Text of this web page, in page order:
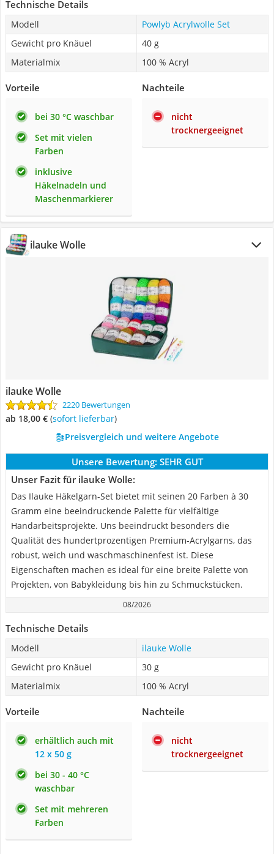
Technische Details
Modell
Powlyb Acrylwolle Set
Gewicht pro Knäuel
40 g
Materialmix
100 % Acryl
Vorteile
bei 30 °C waschbar
Set mit vielen
Farben
inklusive
Häkelnadeln und
Maschenmarkierer
Nachteile
nicht
trocknergeeignet
ilauke Wolle
ilauke Wolle
2220 Bewertungen
ab 18,00 € ( Sofort lieferbar)
Preisvergleich und weitere Angebote
Unsere Bewertung: SEHR GUT
Unser Fazit für ilauke Wolle:
Das Ilauke Häkelgarn-Set bietet mit seinen 20 Farben à 30
Gramm eine beeindruckende Palette für vielfältige
Handarbeitsprojekte. Uns beeindruckt besonders die
Qualität des hundertprozentigen Premium-Acrylgarns, das
robust, weich und waschmaschinenfest ist. Diese
Eigenschaften machen es ideal für eine breite Palette von
Projekten, von Babykleidung bis hin zu Schmuckstücken.
08/2026
Technische Details
Modell
ilauke Wolle
Gewicht pro Knäuel
30 g
Materialmix
100 % Acryl
Vorteile
erhältlich auch mit
12 x 50 g
bei 30 - 40 °C
waschbar
Set mit mehreren
Farben
Nachteile
nicht
trocknergeeignet